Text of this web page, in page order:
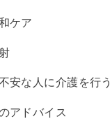
ケア
安な人に介護を行う
アドバイス